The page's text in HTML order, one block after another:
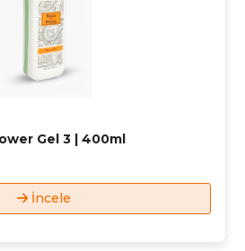
Gel 3 | 400ml
İncele